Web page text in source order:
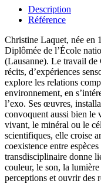
Description
Référence
Christine Laquet, née en
Diplômée de l’École
(Lausanne). Le travail de
récits, d’expériences
explore les relations
environnement, en
l’exo. Ses œuvres,
convoquent aussi bien le
vivant, le minéral ou le
scientifiques, elle croise
coexistence entre
transdisciplinaire donne
couleur, le son, la
perceptions et ouvrir des